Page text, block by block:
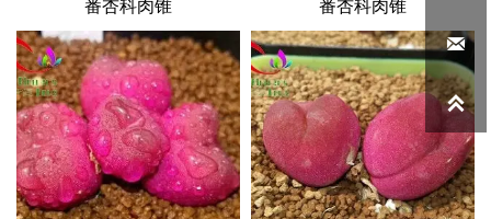
番杏科肉锥 番杏科肉锥

